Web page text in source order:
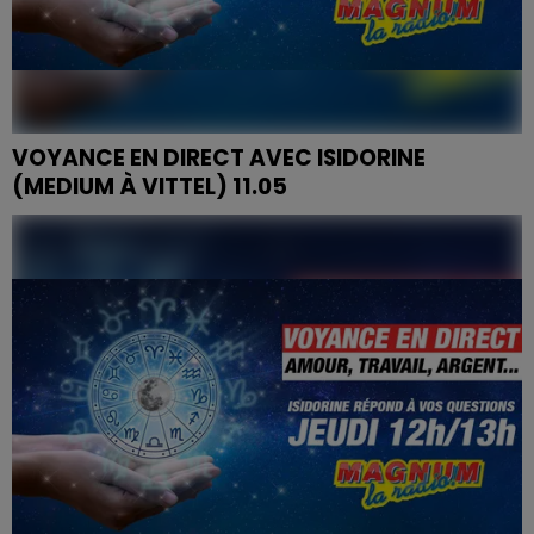
VOYANCE EN DIRECT AVEC ISIDORINE
(MEDIUM À VITTEL) 11.05